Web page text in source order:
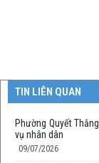
TIN LIÊN QUAN
Phường Quyết
vụ nhân dân
09/07/2026